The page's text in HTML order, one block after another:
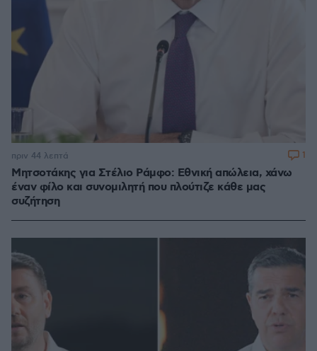
Μητσοτάκης για Στέλιο Ράμφο: Εθνική απώλεια, χάνω
έναν φίλο και συνομιλητή που πλούτιζε κάθε μας
συζήτηση
πριν 44 λεπτά 1